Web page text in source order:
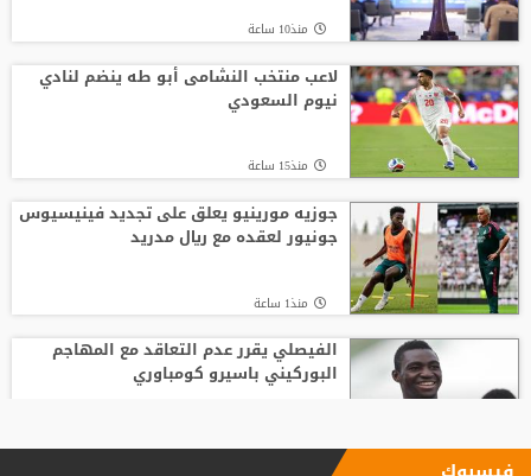
منذ10 ساعة
لاعب منتخب النشامى أبو طه ينضم لنادي
نيوم السعودي
منذ15 ساعة
جوزيه مورينيو يعلق على تجديد فينيسيوس
جونيور لعقده مع ريال مدريد
منذ1 ساعة
الفيصلي يقرر عدم التعاقد مع المهاجم
البوركيني باسيرو كومباوري